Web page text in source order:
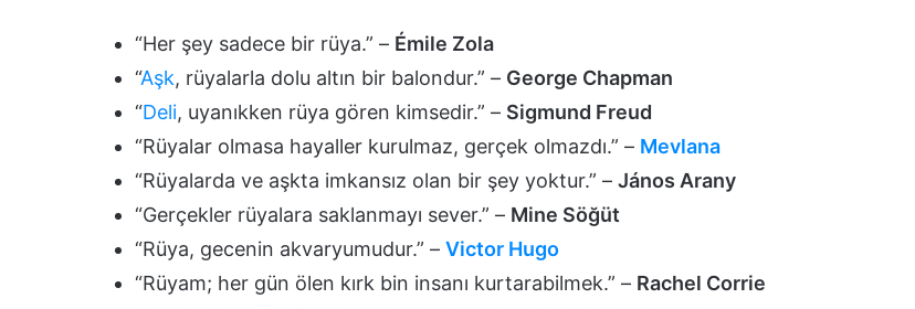
“Her şey sadece bir rüya.” – Émile Zola
“Aşk, rüyalarla dolu altın bir balondur.” – George Chapman
“Deli, uyanıkken rüya gören kimsedir.” – Sigmund Freud
“Rüyalar olmasa hayaller kurulmaz, gerçek olmazdı.” – Mevlana
“Rüyalarda ve aşkta imkansız olan bir şey yoktur.” – János Arany
“Gerçekler rüyalara saklanmayı sever.” – Mine Söğüt
“Rüya, gecenin akvaryumudur.” – Victor Hugo
“Rüyam; her gün ölen kırk bin insanı kurtarabilmek.” – Rachel Corrie